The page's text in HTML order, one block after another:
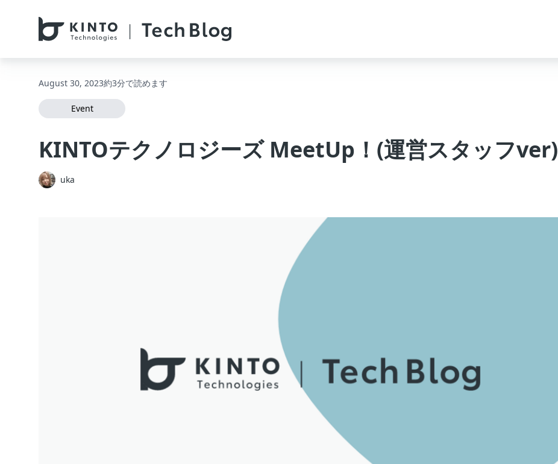
August 30, 2023約3分で読めます
Event
KINTOテクノロジーズ MeetUp！(運営スタッフver)
uka